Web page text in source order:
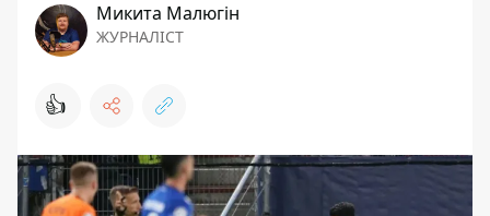
Микита Малюгін
ЖУРНАЛІСТ
👍